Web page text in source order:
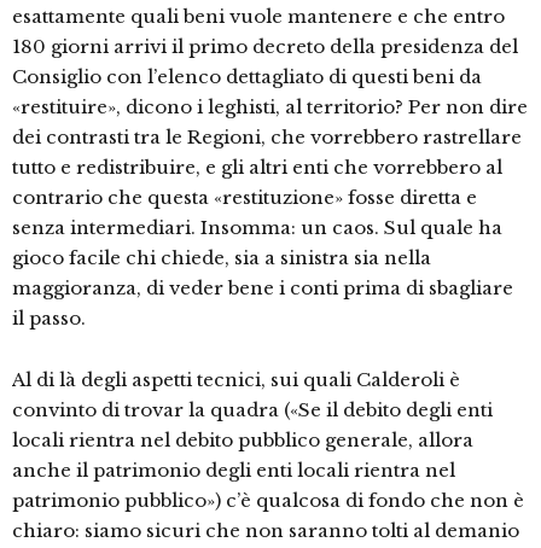
esattamente quali beni vuole mantenere e che entro
180 giorni arrivi il primo decreto della presidenza del
Consiglio con l’elenco dettagliato di questi beni da
«restituire», dicono i leghisti, al territorio? Per non dire
dei contrasti tra le Regioni, che vorrebbero rastrellare
tutto e redistribuire, e gli altri enti che vorrebbero al
contrario che questa «restituzione» fosse diretta e
senza intermediari. Insomma: un caos. Sul quale ha
gioco facile chi chiede, sia a sinistra sia nella
maggioranza, di veder bene i conti prima di sbagliare
il passo.
Al di là degli aspetti tecnici, sui quali Calderoli è
convinto di trovar la quadra («Se il debito degli enti
locali rientra nel debito pubblico generale, allora
anche il patrimonio degli enti locali rientra nel
patrimonio pubblico») c’è qualcosa di fondo che non è
chiaro: siamo sicuri che non saranno tolti al demanio